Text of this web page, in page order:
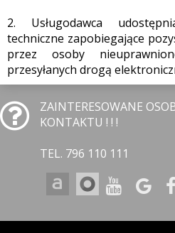
2. Usługodawca
techniczne zapobiegające
przez osoby
przesyłanych drogą
ZAINTERESOWANE
KONTAKTU ! ! !
TEL. 796 110 111